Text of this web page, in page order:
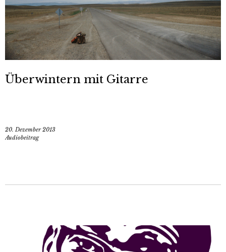
Überwintern mit Gitarre
20. Dezember 2013
Audiobeitrag